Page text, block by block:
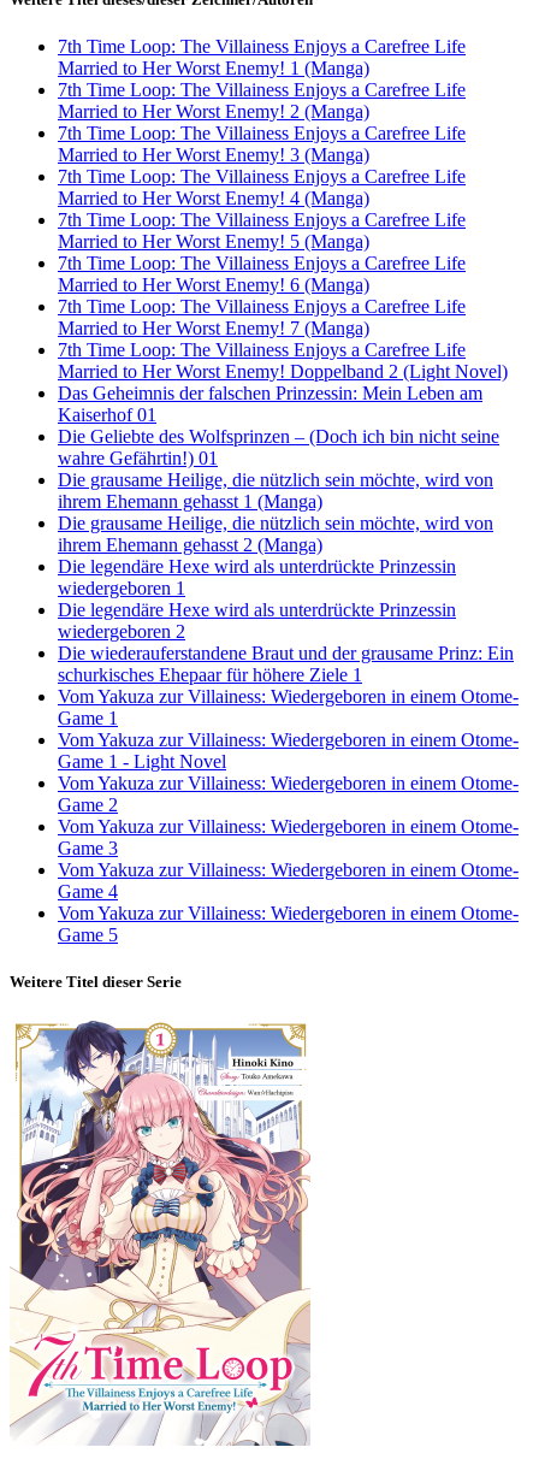
7th Time Loop: The Villainess Enjoys a Carefree Life
Married to Her Worst Enemy! 1 (Manga)
7th Time Loop: The Villainess Enjoys a Carefree Life
Married to Her Worst Enemy! 2 (Manga)
7th Time Loop: The Villainess Enjoys a Carefree Life
Married to Her Worst Enemy! 3 (Manga)
7th Time Loop: The Villainess Enjoys a Carefree Life
Married to Her Worst Enemy! 4 (Manga)
7th Time Loop: The Villainess Enjoys a Carefree Life
Married to Her Worst Enemy! 5 (Manga)
7th Time Loop: The Villainess Enjoys a Carefree Life
Married to Her Worst Enemy! 6 (Manga)
7th Time Loop: The Villainess Enjoys a Carefree Life
Married to Her Worst Enemy! 7 (Manga)
7th Time Loop: The Villainess Enjoys a Carefree Life
Married to Her Worst Enemy! Doppelband 2 (Light Novel)
Das Geheimnis der falschen Prinzessin: Mein Leben am
Kaiserhof 01
Die Geliebte des Wolfsprinzen – (Doch ich bin nicht seine
wahre Gefährtin!) 01
Die grausame Heilige, die nützlich sein möchte, wird von
ihrem Ehemann gehasst 1 (Manga)
Die grausame Heilige, die nützlich sein möchte, wird von
ihrem Ehemann gehasst 2 (Manga)
Die legendäre Hexe wird als unterdrückte Prinzessin
wiedergeboren 1
Die legendäre Hexe wird als unterdrückte Prinzessin
wiedergeboren 2
Die wiederauferstandene Braut und der grausame Prinz: Ein
schurkisches Ehepaar für höhere Ziele 1
Vom Yakuza zur Villainess: Wiedergeboren in einem Otome-
Game 1
Vom Yakuza zur Villainess: Wiedergeboren in einem Otome-
Game 1 - Light Novel
Vom Yakuza zur Villainess: Wiedergeboren in einem Otome-
Game 2
Vom Yakuza zur Villainess: Wiedergeboren in einem Otome-
Game 3
Vom Yakuza zur Villainess: Wiedergeboren in einem Otome-
Game 4
Vom Yakuza zur Villainess: Wiedergeboren in einem Otome-
Game 5
Weitere Titel dieser Serie